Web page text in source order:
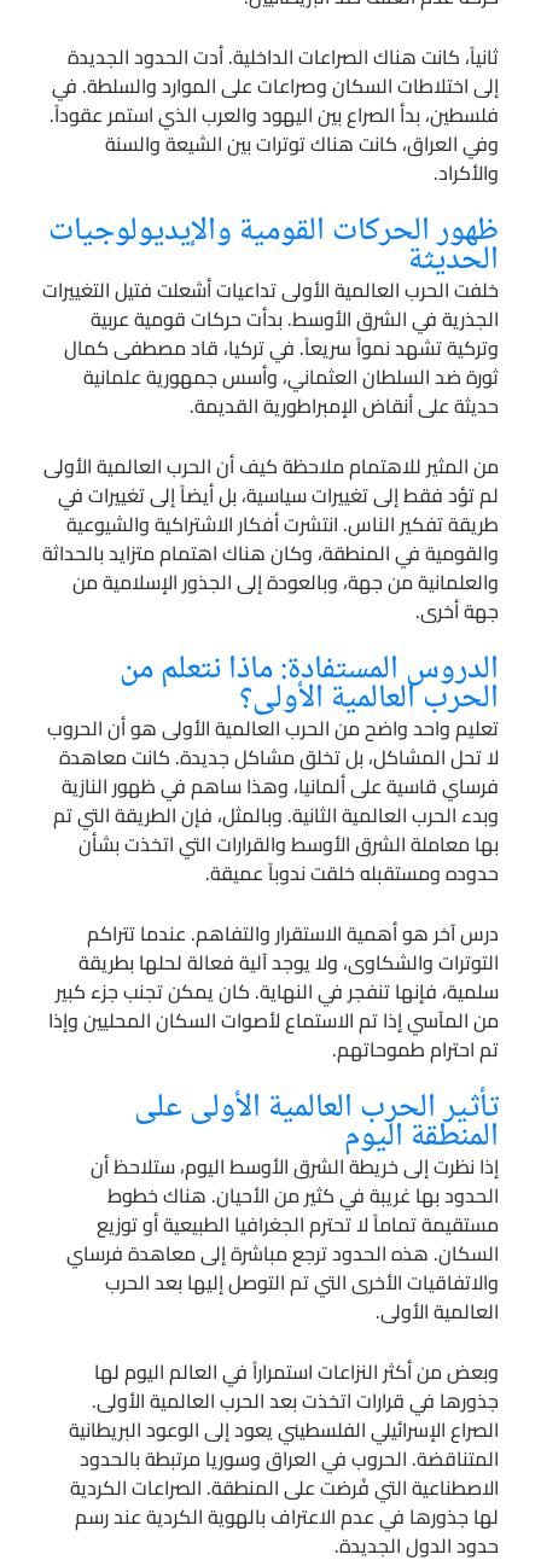
ثانياً، كانت هناك الصراعات الداخلية. أدت الحدود الجديدة
إلى اختلاطات السكان وصراعات على الموارد والسلطة. في
فلسطين، بدأ الصراع بين اليهود والعرب الذي استمر عقوداً.
وفي العراق، كانت هناك توترات بين الشيعة والسنة
والأكراد.
ظهور الحركات القومية والإيديولوجيات
الحديثة
خلفت الحرب العالمية الأولى تداعيات أشعلت فتيل التغييرات
الجذرية في الشرق الأوسط. بدأت حركات قومية عربية
وتركية تشهد نمواً سريعاً. في تركيا، قاد مصطفى كمال
ثورة ضد السلطان العثماني، وأسس جمهورية علمانية
حديثة على أنقاض الإمبراطورية القديمة.
من المثير للاهتمام ملاحظة كيف أن الحرب العالمية الأولى
لم تؤد فقط إلى تغييرات سياسية، بل أيضاً إلى تغييرات في
طريقة تفكير الناس. انتشرت أفكار الاشتراكية والشيوعية
والقومية في المنطقة، وكان هناك اهتمام متزايد بالحداثة
والعلمانية من جهة، وبالعودة إلى الجذور الإسلامية من
جهة أخرى.
الدروس المستفادة: ماذا نتعلم من
الحرب العالمية الأولى؟
تعليم واحد واضح من الحرب العالمية الأولى هو أن الحروب
لا تحل المشاكل، بل تخلق مشاكل جديدة. كانت معاهدة
فرساي قاسية على ألمانيا، وهذا ساهم في ظهور النازية
وبدء الحرب العالمية الثانية. وبالمثل، فإن الطريقة التي تم
بها معاملة الشرق الأوسط والقرارات التي اتخذت بشأن
حدوده ومستقبله خلقت ندوباً عميقة.
درس آخر هو أهمية الاستقرار والتفاهم. عندما تتراكم
التوترات والشكاوى، ولا يوجد آلية فعالة لحلها بطريقة
سلمية، فإنها تنفجر في النهاية. كان يمكن تجنب جزء كبير
من المآسي إذا تم الاستماع لأصوات السكان المحليين وإذا
تم احترام طموحاتهم.
تأثير الحرب العالمية الأولى على
المنطقة اليوم
إذا نظرت إلى خريطة الشرق الأوسط اليوم، ستلاحظ أن
الحدود بها غريبة في كثير من الأحيان. هناك خطوط
مستقيمة تماماً لا تحترم الجغرافيا الطبيعية أو توزيع
السكان. هذه الحدود ترجع مباشرة إلى معاهدة فرساي
والاتفاقيات الأخرى التي تم التوصل إليها بعد الحرب
العالمية الأولى.
وبعض من أكثر النزاعات استمراراً في العالم اليوم لها
جذورها في قرارات اتخذت بعد الحرب العالمية الأولى.
الصراع الإسرائيلي الفلسطيني يعود إلى الوعود البريطانية
المتناقضة. الحروب في العراق وسوريا مرتبطة بالحدود
الاصطناعية التي فُرضت على المنطقة. الصراعات الكردية
لها جذورها في عدم الاعتراف بالهوية الكردية عند رسم
حدود الدول الجديدة.